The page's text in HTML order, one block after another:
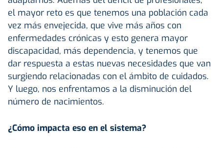
el mayor reto es que tenemos una población cada
vez más envejecida, que vive más años con
enfermedades crónicas y esto genera mayor
discapacidad, más dependencia, y tenemos que
dar respuesta a estas nuevas necesidades que van
surgiendo relacionadas con el ámbito de cuidados.
Y luego, nos enfrentamos a la disminución del
número de nacimientos.
¿Cómo impacta eso en el sistema?